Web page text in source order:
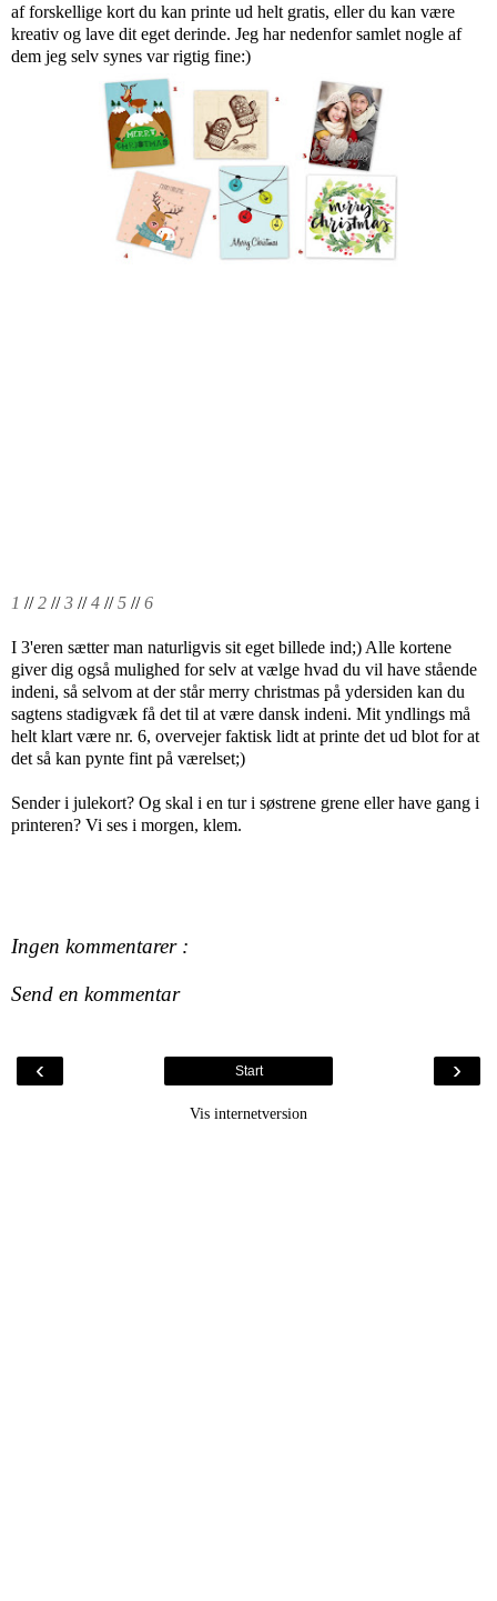
af forskellige kort du kan printe ud helt gratis, eller du kan være
kreativ og lave dit eget derinde. Jeg har nedenfor samlet nogle af
dem jeg selv synes var rigtig fine:)
1 //2 //3 //4 //5 //6
I 3'eren sætter man naturligvis sit eget billede ind;) Alle kortene
giver dig også mulighed for selv at vælge hvad du vil have stående
indeni, så selvom at der står merry christmas på ydersiden kan du
sagtens stadigvæk få det til at være dansk indeni. Mit yndlings må
helt klart være nr. 6, overvejer faktisk lidt at printe det ud blot for at
det så kan pynte fint på værelset;)
Sender i julekort? Og skal i en tur i søstrene grene eller have gang i
printeren? Vi ses i morgen, klem.
Ingen kommentarer :
Send en kommentar
‹ ›
Start
Vis internetversion